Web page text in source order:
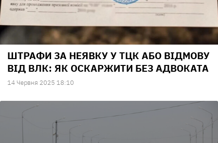
ШТРАФИ ЗА НЕЯВКУ У ТЦК АБО ВІДМОВУ
ВІД ВЛК: ЯК ОСКАРЖИТИ БЕЗ АДВОКАТА
14 Червня 2025 18:10